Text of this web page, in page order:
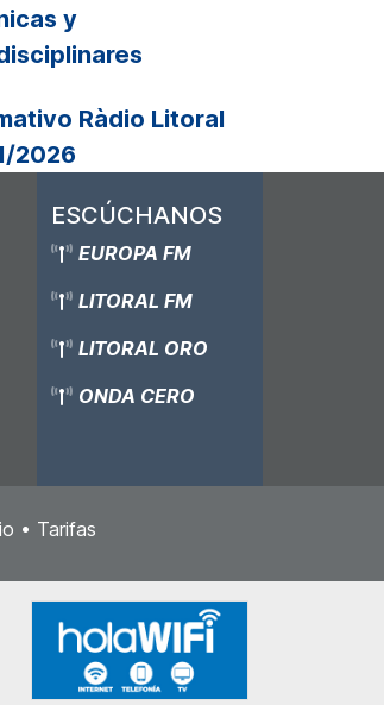
y
Ràdio Litoral
2026
ESCÚCHANOS
EUROPA FM
LITORAL FM
LITORAL ORO
ONDA CERO
• Tarifas